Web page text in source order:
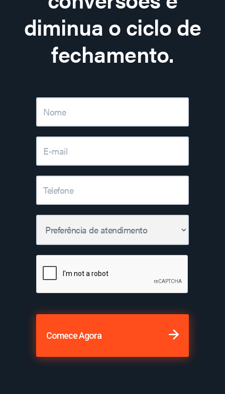
diminua o ciclo de
fechamento.
Comece Agora